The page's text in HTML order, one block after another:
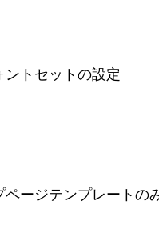
ントセットの設定
ージテンプレートの